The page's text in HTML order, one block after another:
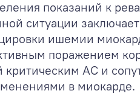
показаний к
ситуации
ишемии
поражением
АС и
в миокарде.